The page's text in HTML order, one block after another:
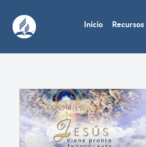
Inicio Recursos